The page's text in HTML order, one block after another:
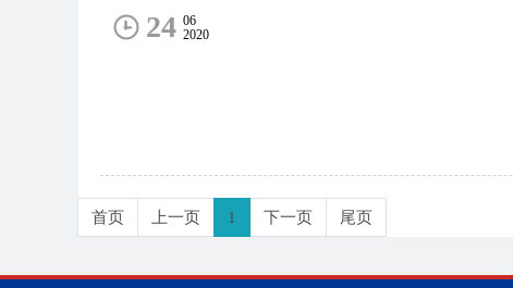
24 06
2020
首页 上一页 1 下一页 尾页